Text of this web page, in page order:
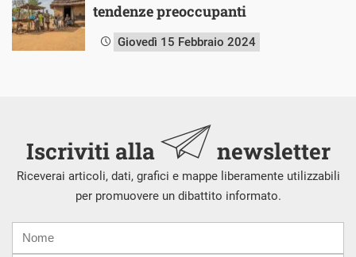
tendenze preoccupanti
Giovedì 15 Febbraio 2024
Iscriviti alla newsletter
Riceverai articoli, dati, grafici e mappe liberamente utilizzabili
per promuovere un dibattito informato.
mail